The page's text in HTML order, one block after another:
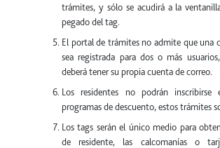
trámites, y sólo se acudirá a la
pegado del tag.
El portal de trámites no admite que una
sea registrada para dos o más
deberá tener su propia cuenta de correo.
Los residentes no podrán
programas de descuento, estos trámites
Los tags serán el único medio para
de residente, las calcomanías o